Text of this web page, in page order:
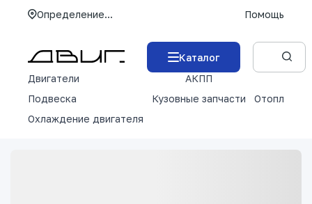
Определение... Помощь
Каталог
Двигатели
АКПП
Подвеска
Кузовные запчасти
Отопление
Охлаждение двигателя